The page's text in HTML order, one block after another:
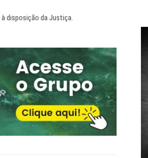
à disposição da Justiça.